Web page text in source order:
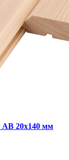
AB 20х140 мм